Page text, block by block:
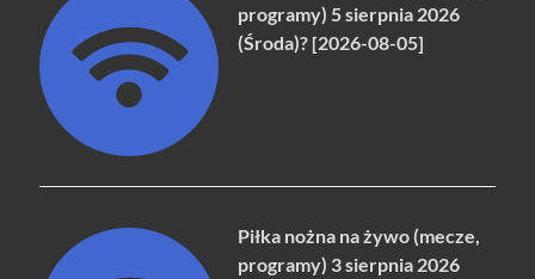
programy) 5 sierpnia 2026
(Środa)? [2026-08-05]
Piłka nożna na żywo (mecze,
programy) 3 sierpnia 2026